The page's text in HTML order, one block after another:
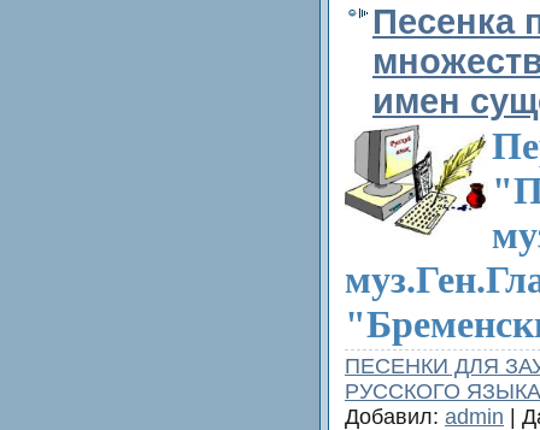
Песенка
имен
ПЕСЕНКИ ДЛЯ
РУССКОГО ЯЗЫКА
Добавил: admin |